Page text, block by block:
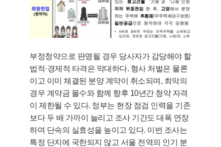
부정청약으로 판명될 경우 당사자가 감당해야 할
법적·경제적 타격은 막대하다. 형사 처벌은 물론
이고 이미 체결된 분양 계약이 취소되며, 최악의
경우 계약금 몰수와 함께 향후 10년간 청약 자격
이 제한될 수 있다. 정부는 현장 점검 인력을 기존
보다 두 배 가까이 늘리고 조사 기간도 대폭 연장
하며 단속의 실효성을 높이고 있다. 이번 조사는
특정 단지에 국한되지 않고 서울 전역의 인기 분